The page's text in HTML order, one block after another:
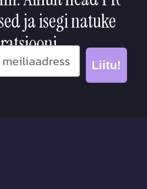
ja isegi natuke
Liitu!